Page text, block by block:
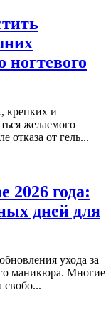
ногтевого
крепких и
желаемого
отказа от гель...
2026 года:
дней для
ухода за
маникюра. Многие